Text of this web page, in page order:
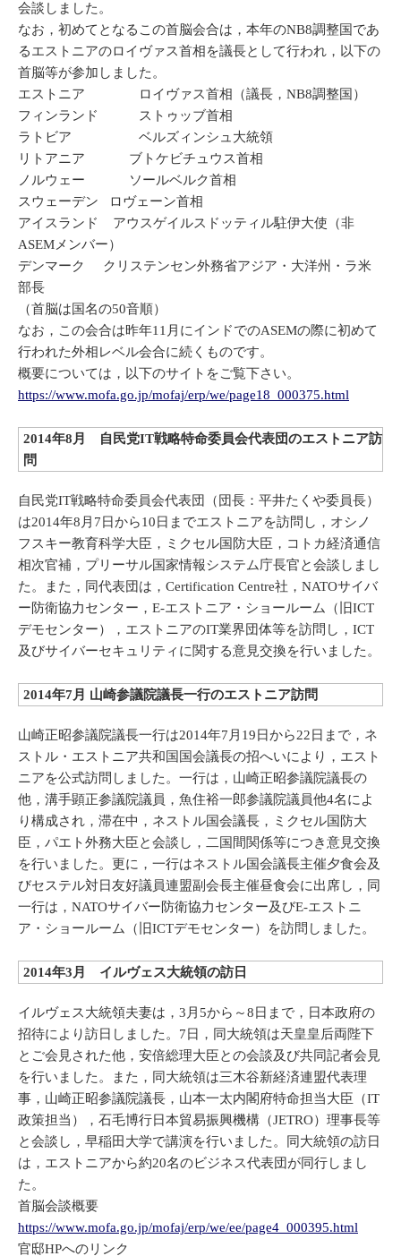
会談しました。
なお，初めてとなるこの首脳会合は，本年のNB8調整国であ
るエストニアのロイヴァス首相を議長として行われ，以下の
首脳等が参加しました。
エストニア ロイヴァス首相（議長，NB8調整国）
フィンランド ストゥッブ首相
ラトビア ベルズィンシュ大統領
リトアニア ブトケビチュウス首相
ノルウェー ソールベルク首相
スウェーデン ロヴェーン首相
アイスランド アウスゲイルスドッティル駐伊大使（非
ASEMメンバー）
デンマーク クリステンセン外務省アジア・大洋州・ラ米
部長
（首脳は国名の50音順）
なお，この会合は昨年11月にインドでのASEMの際に初めて
行われた外相レベル会合に続くものです。
概要については，以下のサイトをご覧下さい。
https://www.mofa.go.jp/mofaj/erp/we/page18_000375.html
2014年8月 自民党IT戦略特命委員会代表団のエストニア訪
問
自民党IT戦略特命委員会代表団（団長：平井たくや委員長）
は2014年8月7日から10日までエストニアを訪問し，オシノ
フスキー教育科学大臣，ミクセル国防大臣，コトカ経済通信
相次官補，プリーサル国家情報システム庁長官と会談しまし
た。また，同代表団は，Certification Centre社，NATOサイバ
ー防衛協力センター，E-エストニア・ショールーム（旧ICT
デモセンター），エストニアのIT業界団体等を訪問し，ICT
及びサイバーセキュリティに関する意見交換を行いました。
2014年7月 山崎参議院議長一行のエストニア訪問
山崎正昭参議院議長一行は2014年7月19日から22日まで，ネ
ストル・エストニア共和国国会議長の招へいにより，エスト
ニアを公式訪問しました。一行は，山崎正昭参議院議長の
他，溝手顕正参議院議員，魚住裕一郎参議院議員他4名によ
り構成され，滞在中，ネストル国会議長，ミクセル国防大
臣，パエト外務大臣と会談し，二国間関係等につき意見交換
を行いました。更に，一行はネストル国会議長主催夕食会及
びセステル対日友好議員連盟副会長主催昼食会に出席し，同
一行は，NATOサイバー防衛協力センター及びE-エストニ
ア・ショールーム（旧ICTデモセンター）を訪問しました。
2014年3月 イルヴェス大統領の訪日
イルヴェス大統領夫妻は，3月5から～8日まで，日本政府の
招待により訪日しました。7日，同大統領は天皇皇后両陛下
とご会見された他，安倍総理大臣との会談及び共同記者会見
を行いました。また，同大統領は三木谷新経済連盟代表理
事，山崎正昭参議院議長，山本一太内閣府特命担当大臣（IT
政策担当），石毛博行日本貿易振興機構（JETRO）理事長等
と会談し，早稲田大学で講演を行いました。同大統領の訪日
は，エストニアから約20名のビジネス代表団が同行しまし
た。
首脳会談概要
https://www.mofa.go.jp/mofaj/erp/we/ee/page4_000395.html
官邸HPへのリンク